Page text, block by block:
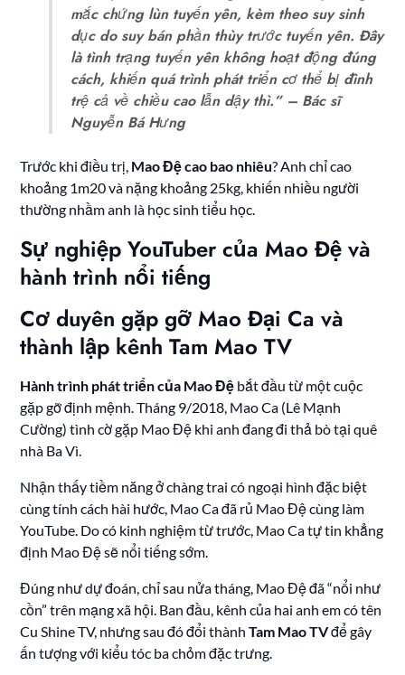
mắc chứng lùn tuyến yên, kèm theo suy sinh
dục do suy bán phần thùy trước tuyến yên. Đây
là tình trạng tuyến yên không hoạt động đúng
cách, khiến quá trình phát triển cơ thể bị đình
trệ cả về chiều cao lẫn dậy thì.” – Bác sĩ
Nguyễn Bá Hưng
Trước khi điều trị, Mao Đệ cao bao nhiêu? Anh chỉ cao
khoảng 1m20 và nặng khoảng 25kg, khiến nhiều người
thường nhầm anh là học sinh tiểu học.
Sự nghiệp YouTuber của Mao Đệ và
hành trình nổi tiếng
Cơ duyên gặp gỡ Mao Đại Ca và
thành lập kênh Tam Mao TV
Hành trình phát triển của Mao Đệ bắt đầu từ một cuộc
gặp gỡ định mệnh. Tháng 9/2018, Mao Ca (Lê Mạnh
Cường) tình cờ gặp Mao Đệ khi anh đang đi thả bò tại quê
nhà Ba Vì.
Nhận thấy tiềm năng ở chàng trai có ngoại hình đặc biệt
cùng tính cách hài hước, Mao Ca đã rủ Mao Đệ cùng làm
YouTube. Do có kinh nghiệm từ trước, Mao Ca tự tin khẳng
định Mao Đệ sẽ nổi tiếng sớm.
Đúng như dự đoán, chỉ sau nửa tháng, Mao Đệ đã “nổi như
cồn” trên mạng xã hội. Ban đầu, kênh của hai anh em có tên
Cu Shine TV, nhưng sau đó đổi thànhTam Mao TVđể gây
ấn tượng với kiểu tóc ba chỏm đặc trưng.